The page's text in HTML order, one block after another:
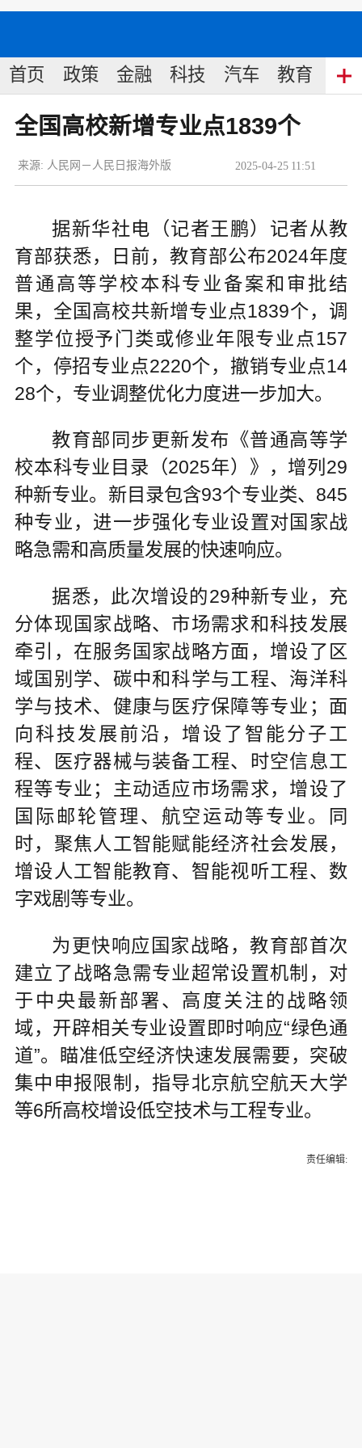
首页 政策 金融 科技 汽车 教育 食
全国高校新增专业点1839个
2025-04-25 11:51
来源: 人民网－人民日报海外版
据新华社电（记者王鹏）记者从教
育部获悉，日前，教育部公布2024年度
普通高等学校本科专业备案和审批结
果，全国高校共新增专业点1839个，调
整学位授予门类或修业年限专业点157
个，停招专业点2220个，撤销专业点14
28个，专业调整优化力度进一步加大。
教育部同步更新发布《普通高等学
校本科专业目录（2025年）》，增列29
种新专业。新目录包含93个专业类、845
种专业，进一步强化专业设置对国家战
略急需和高质量发展的快速响应。
据悉，此次增设的29种新专业，充
分体现国家战略、市场需求和科技发展
牵引，在服务国家战略方面，增设了区
域国别学、碳中和科学与工程、海洋科
学与技术、健康与医疗保障等专业；面
向科技发展前沿，增设了智能分子工
程、医疗器械与装备工程、时空信息工
程等专业；主动适应市场需求，增设了
国际邮轮管理、航空运动等专业。同
时，聚焦人工智能赋能经济社会发展，
增设人工智能教育、智能视听工程、数
字戏剧等专业。
为更快响应国家战略，教育部首次
建立了战略急需专业超常设置机制，对
于中央最新部署、高度关注的战略领
域，开辟相关专业设置即时响应“绿色通
道”。瞄准低空经济快速发展需要，突破
集中申报限制，指导北京航空航天大学
等6所高校增设低空技术与工程专业。
责任编辑: